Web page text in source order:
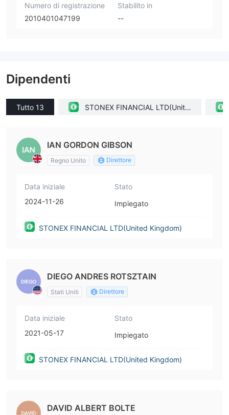
Numero di registrazione
2010401047199
Stabilito in
--
Dipendenti
Tutto 13
STONEX FINANCIAL LTD(Unite
IAN GORDON GIBSON
Regno Unito Direttore
Data iniziale
2024-11-26
Stato
Impiegato
STONEX FINANCIAL LTD(United Kingdom)
DIEGO ANDRES ROTSZTAIN
Stati Uniti Direttore
Data iniziale
2021-05-17
Stato
Impiegato
STONEX FINANCIAL LTD(United Kingdom)
DAVID ALBERT BOLTE